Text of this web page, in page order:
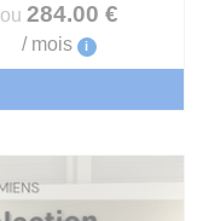
ou 284.00 €
/ mois i